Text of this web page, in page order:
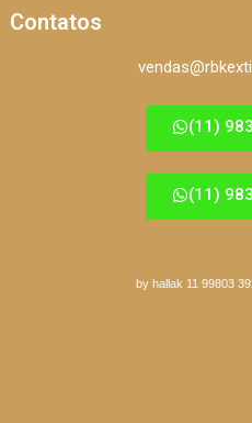
Contatos
(11)
(11)
by hallak 11 99803